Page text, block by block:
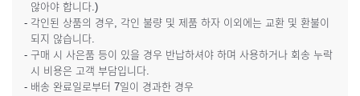
않아야 합니다.)
- 각인된 상품의 경우, 각인 불량 및 제품 하자 이외에는 교환 및 환불이
되지 않습니다.
- 구매 시 사은품 등이 있을 경우 반납하셔야 하며 사용하거나 회송 누락
시 비용은 고객 부담입니다.
- 배송 완료일로부터 7일이 경과한 경우